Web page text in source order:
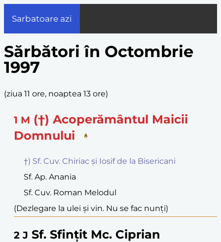
Sarbatoare azi
Sărbători în Octombrie
1997
(ziua 11 ore, noaptea 13 ore)
1 M (†) Acoperământul Maicii
Domnului
†) Sf. Cuv. Chiriac și Iosif de la Bisericani
Sf. Ap. Anania
Sf. Cuv. Roman Melodul
(Dezlegare la ulei și vin. Nu se fac nunți)
2 J Sf. Sfințit Mc. Ciprian